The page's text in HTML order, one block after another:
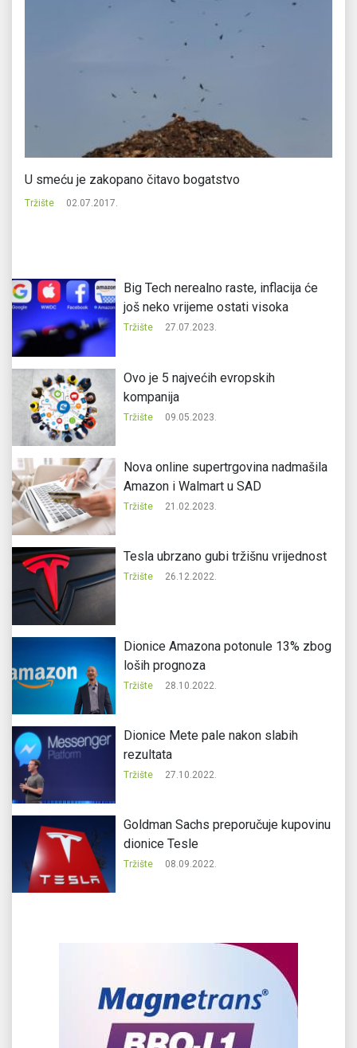
U smeću je zakopano čitavo bogatstvo
Tržište 02.07.2017.
Big Tech nerealno raste, inflacija će
još neko vrijeme ostati visoka
Tržište 27.07.2023.
Ovo je 5 najvećih evropskih
kompanija
Tržište 09.05.2023.
Nova online supertrgovina nadmašila
Amazon i Walmart u SAD
Tržište 21.02.2023.
Tesla ubrzano gubi tržišnu vrijednost
Tržište 26.12.2022.
Dionice Amazona potonule 13% zbog
loših prognoza
Tržište 28.10.2022.
Dionice Mete pale nakon slabih
rezultata
Tržište 27.10.2022.
Goldman Sachs preporučuje kupovinu
dionice Tesle
Tržište 08.09.2022.